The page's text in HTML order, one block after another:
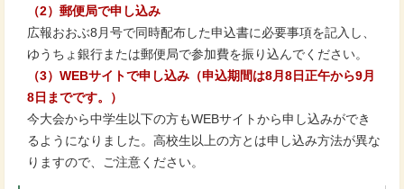
（2）郵便局で申し込み
広報おおぶ8月号で同時配布した申込書に必要事項を記入し、
ゆうちょ銀行または郵便局で参加費を振り込んでください。
（3）WEBサイトで申し込み（申込期間は8月8日正午から9月
8日までです。）
今大会から中学生以下の方もWEBサイトから申し込みができ
るようになりました。高校生以上の方とは申し込み方法が異な
りますので、ご注意ください。